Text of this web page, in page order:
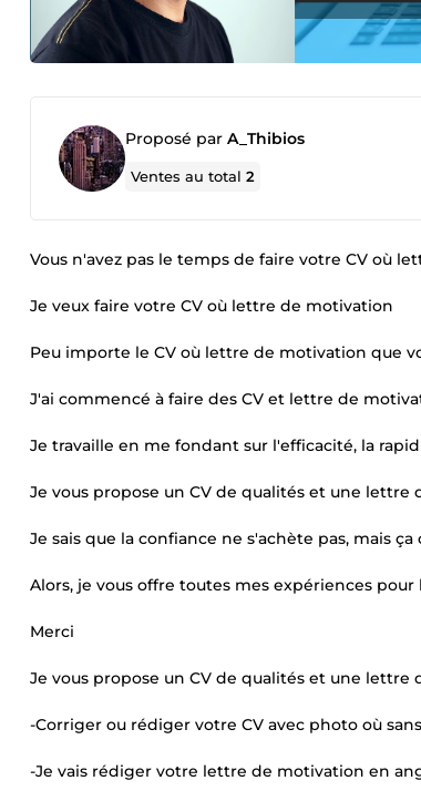
Proposé par A_Thibios
Ventes au total2
Vous n'avez pas le temps de faire votre CV où
Je veux faire votre CV où lettre de motivation
Peu importe le CV où lettre de motivation que
J'ai commencé à faire des CV et lettre de
Je travaille en me fondant sur l'efficacité, la
Je vous propose un CV de qualités et une lettre
Je sais que la confiance ne s'achète pas, mais
Alors, je vous offre toutes mes expériences pour
Merci
Je vous propose un CV de qualités et une lettre
-Corriger ou rédiger votre CV avec photo où
-Je vais rédiger votre lettre de motivation en